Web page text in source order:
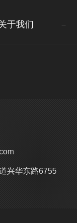
于我们
兴华东路6755